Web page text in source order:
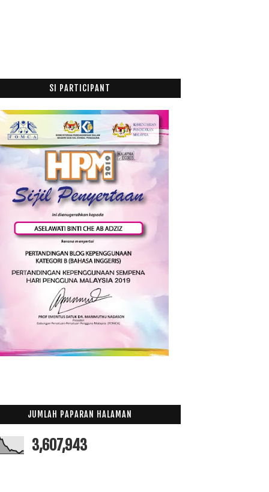
Mac(3)
Januari(1)
(49)
(199)
(174)
(47)
(53)
SI PARTICIPANT
JUMLAH PAPARAN HALAMAN
3,607,943